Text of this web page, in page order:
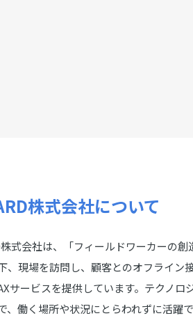
株式会社について
式会社は、「フィールドワーカーの
、現場を訪問し、顧客とのオフライン
サービスを提供しています。テクノ
、働く場所や状況にとらわれずに活躍